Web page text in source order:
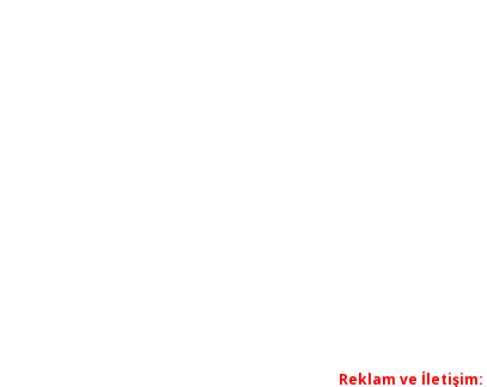
Reklam ve İletişim: